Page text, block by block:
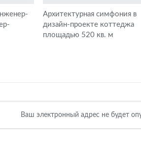
Архитектурная симфония в
дизайн-проекте коттеджа
площадью 520 кв. м
Ваш электронный адрес не будет